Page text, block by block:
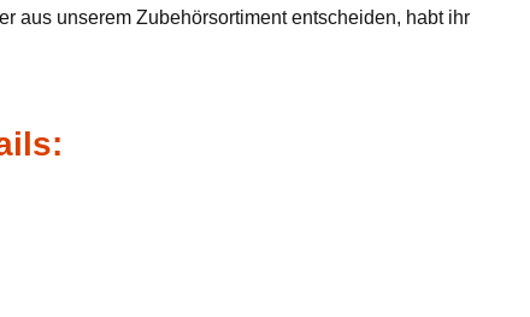
aus unserem Zubehörsortiment entscheiden, habt ihr